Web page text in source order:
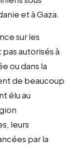
et à Gaza.
sur les
autorisés à
ou dans la
de beaucoup
élu au
leurs
par la